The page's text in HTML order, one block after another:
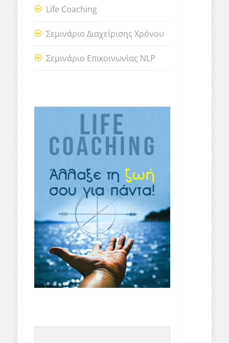
Life Coaching
Σεμινάριο Διαχείρισης Χρόνου
Σεμινάριο Επικοινωνίας NLP